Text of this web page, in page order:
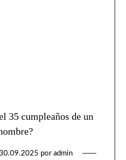
35 cumpleaños de un
por admin